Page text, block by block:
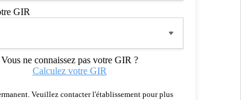
GIR
Vous ne connaissez pas votre GIR ?
Calculez votre GIR
Veuillez contacter l'établissement pour plus